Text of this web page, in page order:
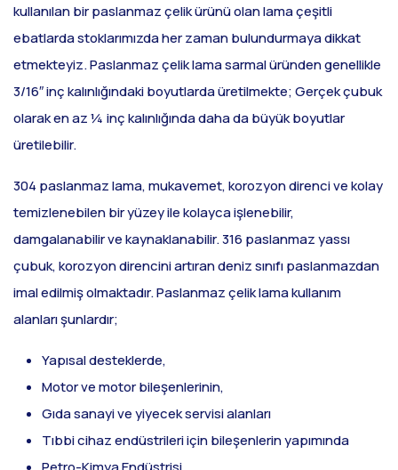
kullanılan bir paslanmaz çelik ürünü olan lama çeşitli
ebatlarda stoklarımızda her zaman bulundurmaya dikkat
etmekteyiz. Paslanmaz çelik lama sarmal üründen genellikle
3/16″ inç kalınlığındaki boyutlarda üretilmekte; Gerçek çubuk
olarak en az ¼ inç kalınlığında daha da büyük boyutlar
üretilebilir.
304 paslanmaz lama, mukavemet, korozyon direnci ve kolay
temizlenebilen bir yüzey ile kolayca işlenebilir,
damgalanabilir ve kaynaklanabilir. 316 paslanmaz yassı
çubuk, korozyon direncini artıran deniz sınıfı paslanmazdan
imal edilmiş olmaktadır. Paslanmaz çelik lama kullanım
alanları şunlardır;
Yapısal desteklerde,
Motor ve motor bileşenlerinin,
Gıda sanayi ve yiyecek servisi alanları
Tıbbi cihaz endüstrileri için bileşenlerin yapımında